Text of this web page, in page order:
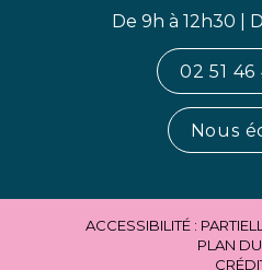
De 9h à 12h30 |
02 51 46
Nous
ACCESSIBILITÉ :
PLAN